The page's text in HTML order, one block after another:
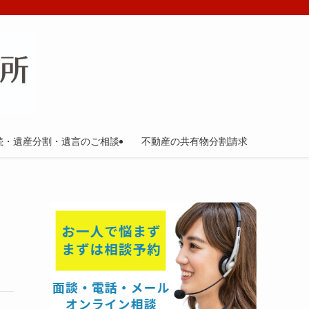
・遺産分割・遺言のご相談 不動産の共有物分割請求